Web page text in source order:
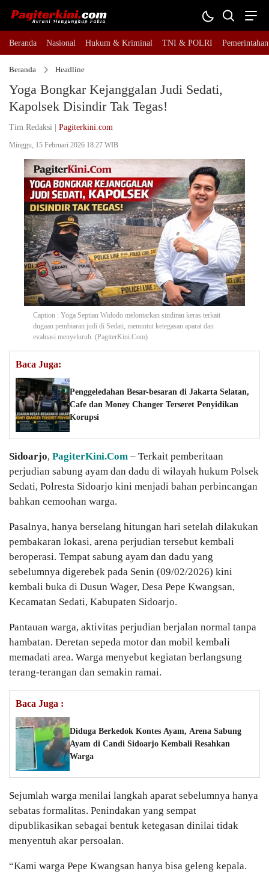
Beranda Nasional Hukum & Kriminal TNI & POLRI Pemerintahan
Beranda Headline
Yoga Bongkar Kejanggalan Judi Sedati,
Kapolsek Disindir Tak Tegas!
Tim Redaksi | Pagiterkini.com
Minggu, 15 Februari 2026 18:27 WIB
Caption : Yoga Septian Widodo melontarkan sindiran keras terkait
dugaan pembiaran judi di Sedati, menuntut ketegasan aparat dan
evaluasi menyeluruh. (PagiterKini.Com)
Baca Juga:
Penggeledahan Besar-besaran di Jakarta Selatan,
Cafe dan Money Changer Terseret Penyidikan
Korupsi
Sidoarjo, PagiterKini.Com – Terkait pemberitaan
perjudian sabung ayam dan dadu di wilayah hukum Polsek
Sedati, Polresta Sidoarjo kini menjadi bahan perbincangan
bahkan cemoohan warga.
Pasalnya, hanya berselang hitungan hari setelah dilakukan
pembakaran lokasi, arena perjudian tersebut kembali
beroperasi. Tempat sabung ayam dan dadu yang
sebelumnya digerebek pada Senin (09/02/2026) kini
kembali buka di Dusun Wager, Desa Pepe Kwangsan,
Kecamatan Sedati, Kabupaten Sidoarjo.
Pantauan warga, aktivitas perjudian berjalan normal tanpa
hambatan. Deretan sepeda motor dan mobil kembali
memadati area. Warga menyebut kegiatan berlangsung
terang-terangan dan semakin ramai.
Baca Juga :
Diduga Berkedok Kontes Ayam, Arena Sabung
Ayam di Candi Sidoarjo Kembali Resahkan
Warga
Sejumlah warga menilai langkah aparat sebelumnya hanya
sebatas formalitas. Penindakan yang sempat
dipublikasikan sebagai bentuk ketegasan dinilai tidak
menyentuh akar persoalan.
“Kami warga Pepe Kwangsan hanya bisa geleng kepala.